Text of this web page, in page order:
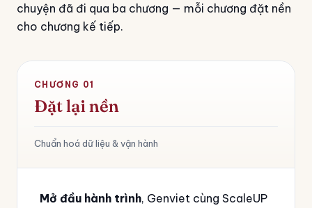
chuyện đã đi qua ba chương — mỗi chương đặt nền
cho chương kế tiếp.
CHƯƠNG 01
Đặt lại nền
Chuẩn hoá dữ liệu & vận hành
Mở đầu hành trình, Genviet cùng ScaleUP